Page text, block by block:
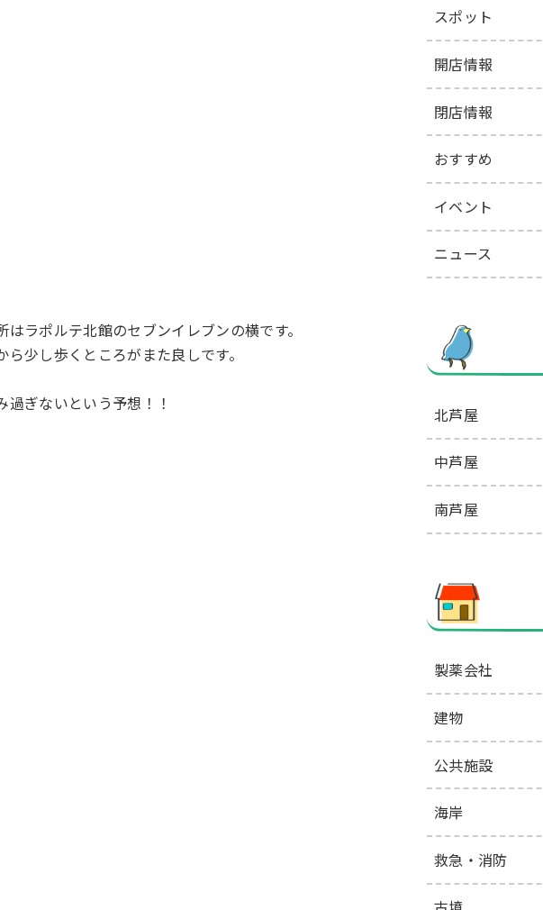
はラポルテ北館のセブンイレブンの横です。
ら少し歩くところがまた良しです。
過ぎないという予想！！
スポット
開店情報
閉店情報
おすすめ
イベント
ニュース
北芦屋
中芦屋
南芦屋
製薬会社
建物
公共施設
海岸
救急・消防